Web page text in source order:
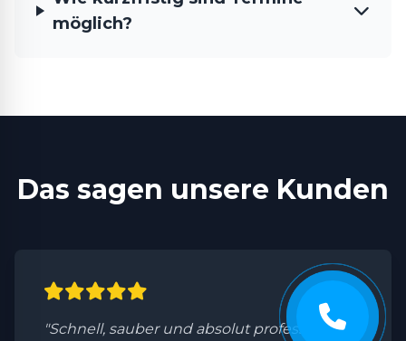
möglich?
Das sagen unsere Kunden
"Schnell, sauber und absolut professionell.